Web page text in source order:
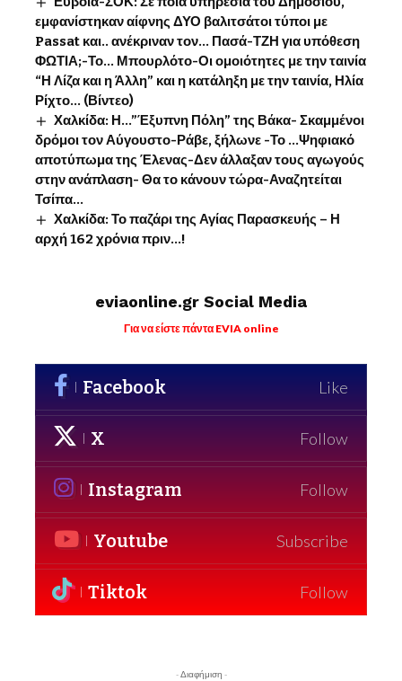
εμφανίστηκαν αίφνης ΔΥΟ βαλιτσάτοι τύποι με
Passat και.. ανέκριναν τον… Πασά-ΤΖΗ για υπόθεση
ΦΩΤΙΑ;-Το… Μπουρλότο-Οι ομοιότητες με την ταινία
“Η Λίζα και η Άλλη” και η κατάληξη με την ταινία, Ηλία
Ρίχτο… (Βίντεο)
Χαλκίδα: Η…”Έξυπνη Πόλη” της Βάκα- Σκαμμένοι
δρόμοι τον Αύγουστο-Ράβε, ξήλωνε -Το …Ψηφιακό
αποτύπωμα της Έλενας-Δεν άλλαξαν τους αγωγούς
στην ανάπλαση- Θα το κάνουν τώρα-Αναζητείται
Τσίπα…
Χαλκίδα: Το παζάρι της Αγίας Παρασκευής – Η
αρχή 162 χρόνια πριν…!
eviaonline.gr Social Media
Για να είστε πάντα EVIA online
Facebook Like
X Follow
Instagram Follow
Youtube Subscribe
Tiktok Follow
- Διαφήμιση -